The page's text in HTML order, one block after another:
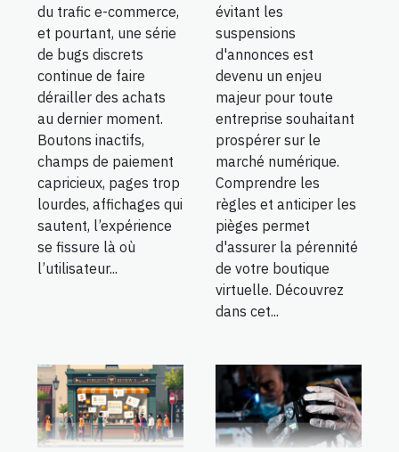
du trafic e-commerce,
et pourtant, une série
de bugs discrets
continue de faire
dérailler des achats
au dernier moment.
Boutons inactifs,
champs de paiement
capricieux, pages trop
lourdes, affichages qui
sautent, l’expérience
se fissure là où
l’utilisateur...
évitant les
suspensions
d'annonces est
devenu un enjeu
majeur pour toute
entreprise souhaitant
prospérer sur le
marché numérique.
Comprendre les
règles et anticiper les
pièges permet
d'assurer la pérennité
de votre boutique
virtuelle. Découvrez
dans cet...